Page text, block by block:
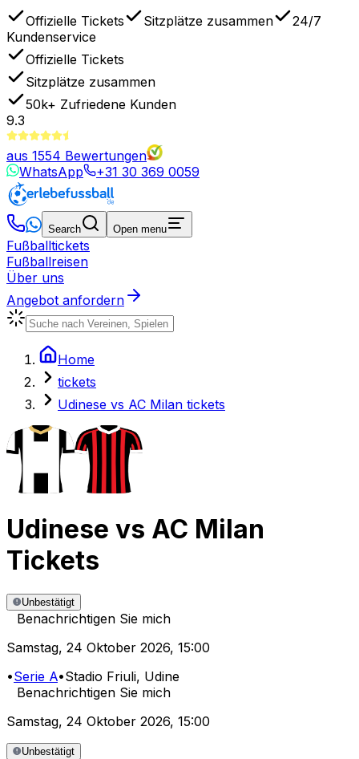
Offizielle Tickets Sitzplätze zusammen
24/7
Kundenservice
Offizielle Tickets
Sitzplätze zusammen
50k+ Zufriedene Kunden
9.3
aus 1554 Bewertungen
WhatsApp
+31 30 369 0059
Search Open menu
Fußballtickets
Fußballreisen
Über uns
Angebot anfordern
Home
tickets
Udinese vs AC Milan tickets
Udinese vs AC Milan
Tickets
Unbestätigt
Benachrichtigen Sie mich
Samstag, 24 Oktober 2026, 15:00
•Serie A•Stadio Friuli, Udine
Benachrichtigen Sie mich
Samstag, 24 Oktober 2026, 15:00
Unbestätigt